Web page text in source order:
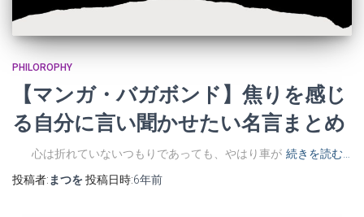
PHILOROPHY
【マンガ・バガボンド】焦りを感じ
る自分に言い聞かせたい名言まとめ
心は折れていないつもりであっても、やはり車が 続きを読む…
投稿者: まつを投稿日時:6年前